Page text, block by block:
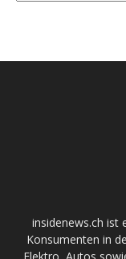
insidenews.ch ist
Konsumenten in
Elektro, Autos